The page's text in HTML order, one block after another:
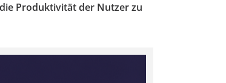
Produktivität der Nutzer zu